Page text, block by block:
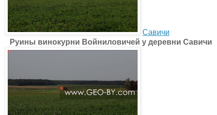
Савичи
Руины винокурни Войниловичей у деревни Савичи